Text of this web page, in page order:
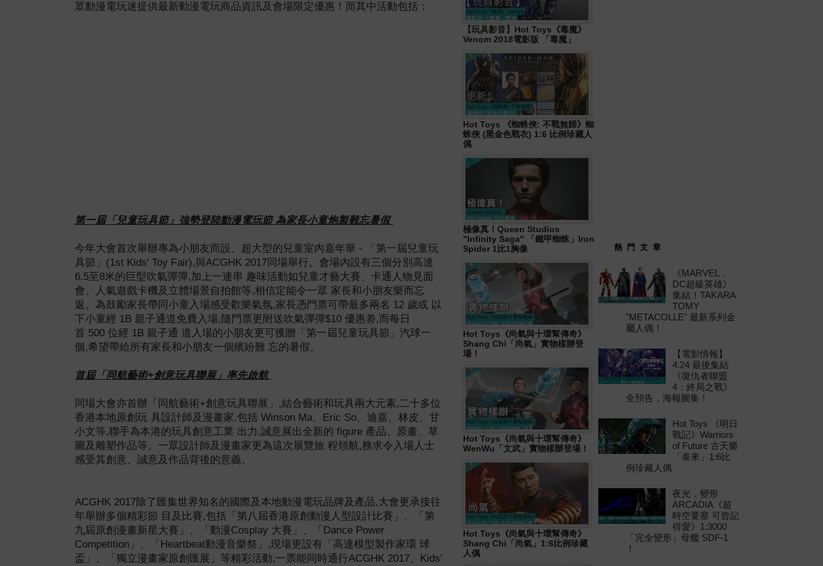
眾動漫電玩迷提供最新動漫電玩商品資訊及會場限定優惠！而其中活動包括：
第一屆「兒童玩具節」強勢登陸動漫電玩節 為家長小童炮製難忘暑假
今年大會首次舉辦專為小朋友而設、超大型的兒童室內嘉年華 -
「第一屆兒童玩
具節」 (1st Kids' Toy Fair),與ACGHK 2017 同場舉行。會場內設有三個分別高達
6.5至 8米的巨型吹氣彈彈,加上一連串 趣味活動如兒童才藝大賽、卡通人物見面
會、
人氣遊戲卡機及立體場景自拍館等,相信定能令一眾 家長和小朋友樂而忘
返。為鼓勵家長帶同小童入場感受歡樂氣氛,家長憑門票可帶最多兩名 12 歲或 以
下小童經 1B 親子通道免費入場, 隨門票更附送吹氣彈彈$10 優惠劵, 而每日
首 500 位經 1B 親子通 道入場的小朋友更可獲贈「第一屆兒童玩具節」汽球一
個 ,希望帶給所有家長和小朋友一個繽紛難 忘的暑假。
首屆「同航藝術+創意玩具聯展」率先啟航
同場大會亦首辦「同航藝術+創意玩具聯展」 ,結合藝術和玩具兩大元素, 二十多位
香港本地原創玩 具設計師及漫畫家,包括 Winson Ma Eric So 、迪嘉、林皮、甘
小文等,聯手為本港的玩具創意工業 出力,誠意展出全新的 figure 產品、原畫、草
圖及雕塑作品等。 一眾設計師及漫畫家更為這次展覽旅 程領航,務求令入場人士
感受其創意、誠意及作品背後的意義。
ACGHK 2017除了匯集世界知名的國際及本地動漫電玩品牌及產品,大會 更承接往
年舉辦多個精彩節 目及比賽,包括「第八屆香港原創動漫人型設計比賽」、「 第
九屆原創漫畫新星大賽」、「動漫Cosplay 大賽」、「 Dance Power
Competition 」、「 Heartbeat動漫音樂祭」 ,現場更設有「高達模型製作家環 球
盃」、「獨立漫畫家原創匯展」等精彩活動,一票能同時通行ACGHK 2017
Kids'
【玩具影音】Hot Toys《毒魔》
Venom 2018電影版 「毒魔」
Hot Toys 《蜘蛛俠: 不戰無歸》蜘
蛛俠 (黑金色戰衣) 1:6 比例珍藏人
偶
極像真！Queen Studios
"Infinity Saga" 「鐵甲蜘蛛」Iron
Spider 1比1胸像
Hot Toys《尚氣與十環幫傳奇》
Shang Chi「尚氣」實物樣辦登
場！
Hot Toys《尚氣與十環幫傳奇》
WenWu「文武」實物樣辦登場！
Hot Toys《尚氣與十環幫傳奇》
Shang Chi「尚氣」1:6比例珍藏
人偶
熱 門 文 章
《MARVEL．
DC超級英雄》
集結！TAKARA
TOMY
"METACOLLE" 最新系列金
屬人偶！
【電影情報】
4.24 最後集結
《復仇者聯盟
4：終局之戰》
全預告．海報圖集！
Hot Toys 《明日
戰記》Warriors
of Future 古天樂
「泰來」1:6比
例珍藏人偶
夜光．變形
ARCADIA《超
時空要塞 可曾記
得愛》1:3000
「完全變形」母艦 SDF-1
！